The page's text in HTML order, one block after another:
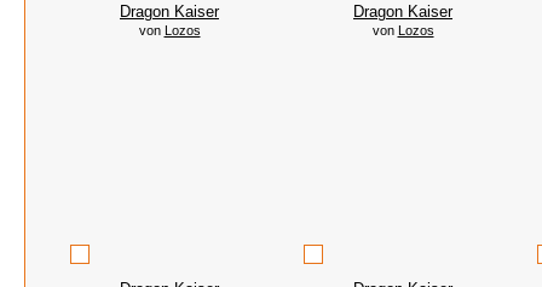
Dragon Kaiser
von Lozos
Dragon Kaiser
von Lozos